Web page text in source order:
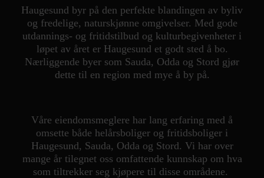
Digital boligannonsering
Styling og klargjøring
Kjøpsmegling
Stillinger
Om oss
Haugesund byr på den perfekte blandingen av byliv
og fredelige, naturskjønne omgivelser. Med gode
utdannings- og fritidstilbud og kulturbegivenheter i
løpet av året er Haugesund et godt sted å bo.
Nærliggende byer som Sauda, Odda og Stord gjør
dette til en region med mye å by på.
Våre eiendomsmeglere har lang erfaring med å
omsette både helårsboliger og fritidsboliger i
Haugesund, Sauda, Odda og Stord. Vi har over
mange år tilegnet oss omfattende kunnskap om hva
som tiltrekker seg kjøpere til disse områdene.